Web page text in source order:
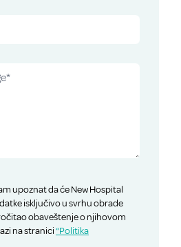
upoznat da će New Hospital
isključivo u svrhu obrade
obaveštenje o njihovom
na stranici“Politika